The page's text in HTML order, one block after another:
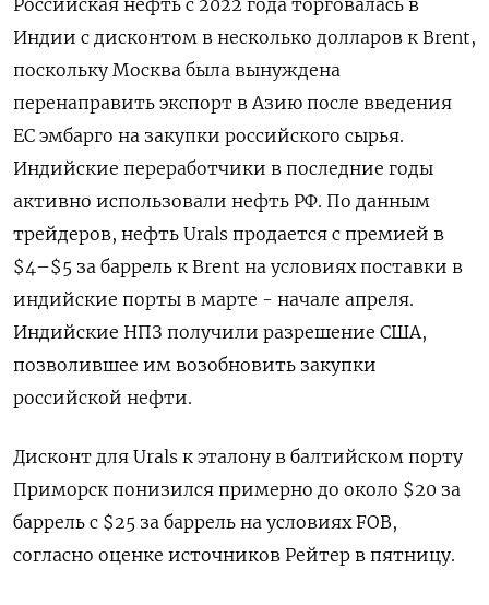
Российская нефть с ‌2022 года торговалась в
Индии с дисконтом в несколько долларов к Brent,
поскольку ​Москва была вынуждена
перенаправить экспорт в Азию после введения
ЕС ‌эмбарго на закупки российского сырья.
Индийские переработчики в последние годы
активно использовали ​нефть РФ. По данным
трейдеров, нефть Urals продается с премией в
$4–$5 за баррель ‌к Brent на условиях поставки в
индийские порты в марте - начале апреля.
Индийские НПЗ получили разрешение США,
позволившее им возобновить закупки ​
российской нефти.
Дисконт для ​Urals к ‌эталону в балтийском порту
Приморск понизился примерно до около $20 за
баррель с $25 ​за баррель на условиях FOB,
согласно оценке источников Рейтер в пятницу.